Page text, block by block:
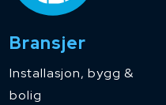
Bransjer
Installasjon, bygg &
bolig